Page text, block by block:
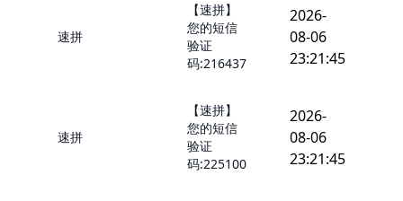
速拼
【速拼】
您的短信
验证
码:216437
2026-
08-06
23:21:45
速拼
【速拼】
您的短信
验证
码:225100
2026-
08-06
23:21:45